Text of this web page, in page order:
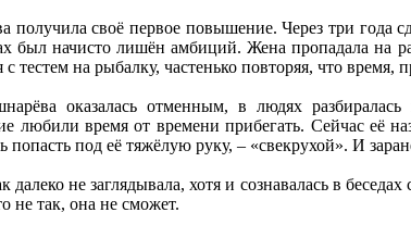
получила своё первое повышение. Через три года
был начисто лишён амбиций. Жена пропадала
тестем на рыбалку, частенько повторяя, что
оказалась отменным, в людях
любили время от времени прибегать. Сейчас её
попасть под её тяжёлую руку, – «свекрухой». И
далеко не заглядывала, хотя и сознавалась в
не так, она не сможет.